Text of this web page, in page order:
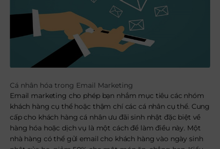
Cá nhân hóa trong Email Marketing
Email marketing cho phép bạn nhắm mục tiêu các nhóm
khách hàng cụ thể hoặc thậm chí các cá nhân cụ thể. Cung
cấp cho khách hàng cá nhân ưu đãi sinh nhật đặc biệt về
hàng hóa hoặc dịch vụ là một cách để làm điều này. Một
nhà hàng có thể gửi email cho khách hàng vào ngày sinh